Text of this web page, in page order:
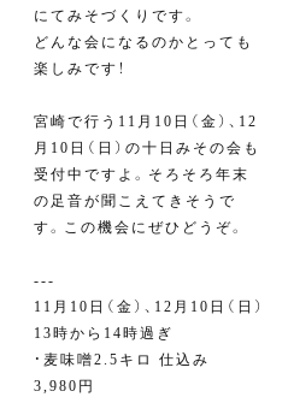
にてみそづくりです。
どんな会になるのかとっても
楽しみです！
宮崎で行う11月10日（金）、12
月10日（日）の十日みその会も
受付中ですよ。そろそろ年末
の足音が聞こえてきそうで
す。この機会にぜひどうぞ。
---
11月10日（金）、12月10日（日）
13時から14時過ぎ⁣
・麦味噌2.5キロ 仕込み
3,980円⁣